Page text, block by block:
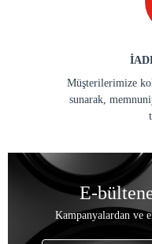
Müşterilerimize
sunarak,
E-
Kampanyalardan ve